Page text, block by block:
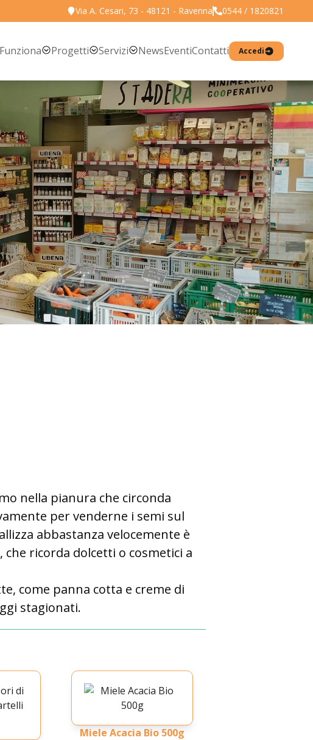
Via A. Cesari, 73 - 48121 - Ravenna 0544 / 1820821
Progetti Servizi NewsEventiContatti Accedi
nella pianura che circonda
per venderne i semi sul
abbastanza velocemente è
, che ricorda dolcetti o cosmetici a
come panna cotta e creme di
stagionati.
Miele Acacia Bio 500g